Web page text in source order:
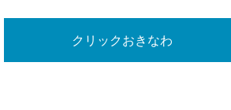
クリックおきなわ